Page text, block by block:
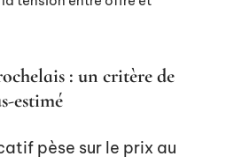
: un critère de
estimé
pèse sur le prix au